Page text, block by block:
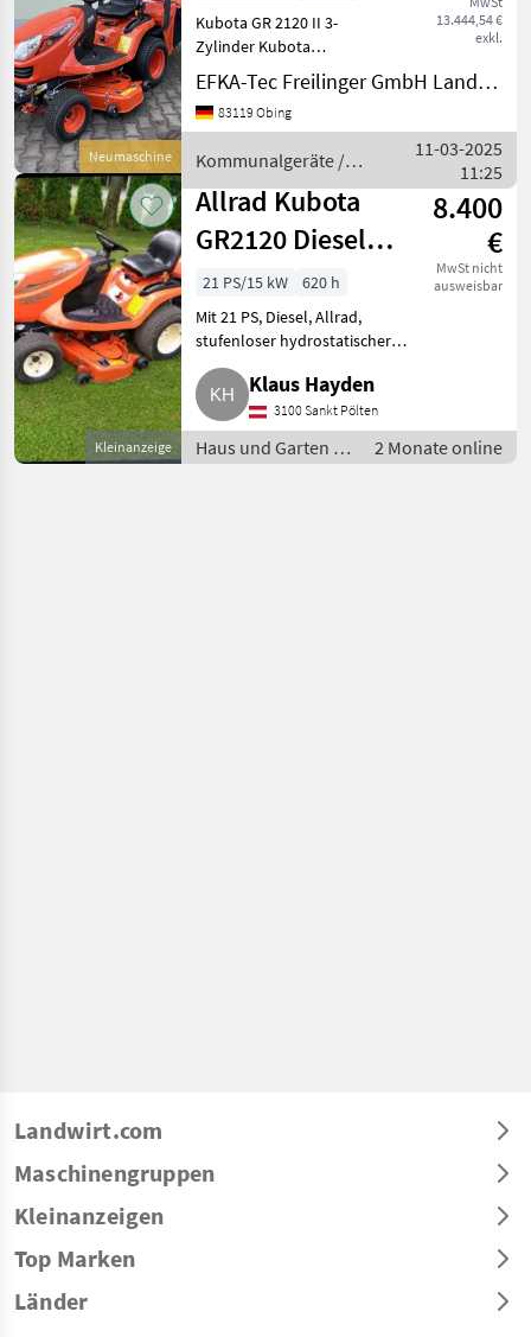
Neumaschine
13.444,54 €
exkl.
Kubota GR 2120 II 3-
Zylinder Kubota
Dieselmotor 21 PS HST-
Getriebe max. 9 km/h
Permanenter Allradantrieb
122cm Grasfangbehälter
450 l Ink
EFKA-Tec Freilinger GmbH Landmaschinen
83119 Obing
Kommunalgeräte /
Kubota
11-03-2025
11:25
Kleinanzeige
Allrad Kubota
GR2120 Diesel-
Profimäher,
Mulcher,
Rasentraktor
Kubota GR2120
8.400
€
MwSt nicht
ausweisbar
21 PS/15 kW
620 h
Mit 21 PS, Diesel, Allrad,
stufenloser hydrostatischer
Fahrantrieb, 1, 22 m
Schnittbreite,
verstopfungsfreies Mähen, hydr.
Aushebung, Servolenkung, 620
Bstd.. Haus un
Klaus Hayden
3100 Sankt Pölten
Haus und Garten /
Rasentraktor
2 Monate online
Landwirt.com
Maschinengruppen
Kleinanzeigen
Top Marken
Länder